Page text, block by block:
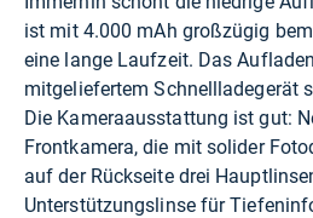
ist mit 4.000 mAh großzügig
eine lange Laufzeit. Das
mitgeliefertem Schnellladegerät
Die Kameraausstattung ist gut:
Frontkamera, die mit solider
auf der Rückseite drei
Unterstützungslinse für